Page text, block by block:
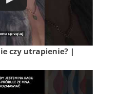
czy utrapienie? |